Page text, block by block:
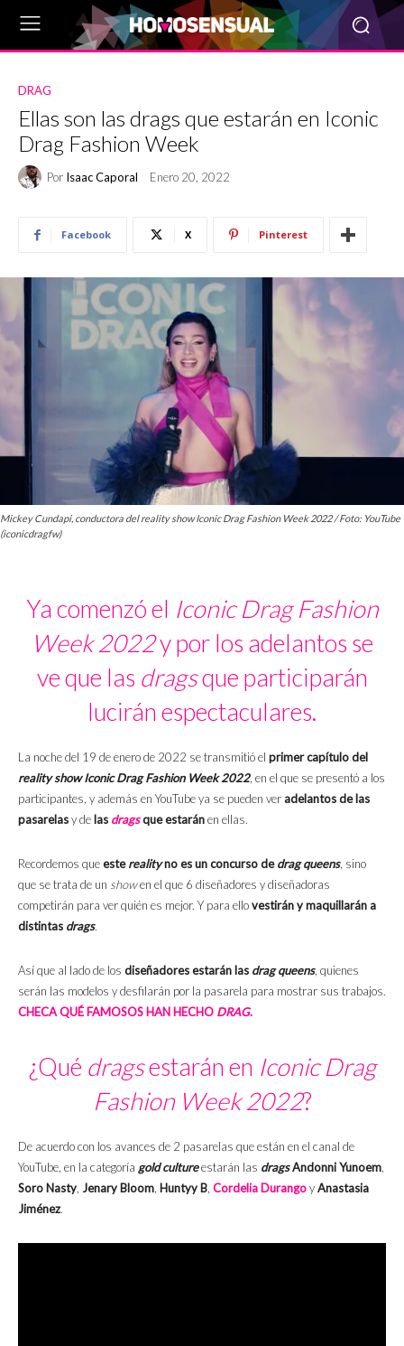
DRAG
Ellas son las drags que estarán en Iconic
Drag Fashion Week
Por Isaac Caporal Enero 20, 2022
Facebook X Pinterest
Mickey Cundapi, conductora del reality show Iconic Drag Fashion Week 2022 / Foto: YouTube
(iconicdragfw)
Ya comenzó el Iconic Drag Fashion
Week 2022y por los adelantos se
ve que las dragsque participarán
lucirán espectaculares.
La noche del 19 de enero de 2022 se transmitió el primer capítulo del
reality show Iconic Drag Fashion Week 2022, en el que se presentó a los
participantes, y además en YouTube ya se pueden ver adelantos de las
pasarelasy de las dragsque estaránen ellas.
Recordemos queesterealityno es un concurso dedrag queens, sino
que se trata de un showen el que 6 diseñadores y diseñadoras
competirán para ver quién es mejor. Y para ellovestirán y maquillarán a
distintas drags.
Así que al lado de los diseñadores estarán las drag queens, quienes
serán las modelos y desfilarán por la pasarela para mostrar sus trabajos.
CHECA QUÉ FAMOSOS HAN HECHO DRAG.
¿Qué dragsestarán en Iconic Drag
Fashion Week 2022?
De acuerdo con los avances de 2 pasarelas que están en el canal de
YouTube, en la categoría gold cultureestarán las dragsAndonni Yunoem,
Soro Nasty, Jenary Bloom, Huntyy B, Cordelia DurangoyAnastasia
Jiménez.